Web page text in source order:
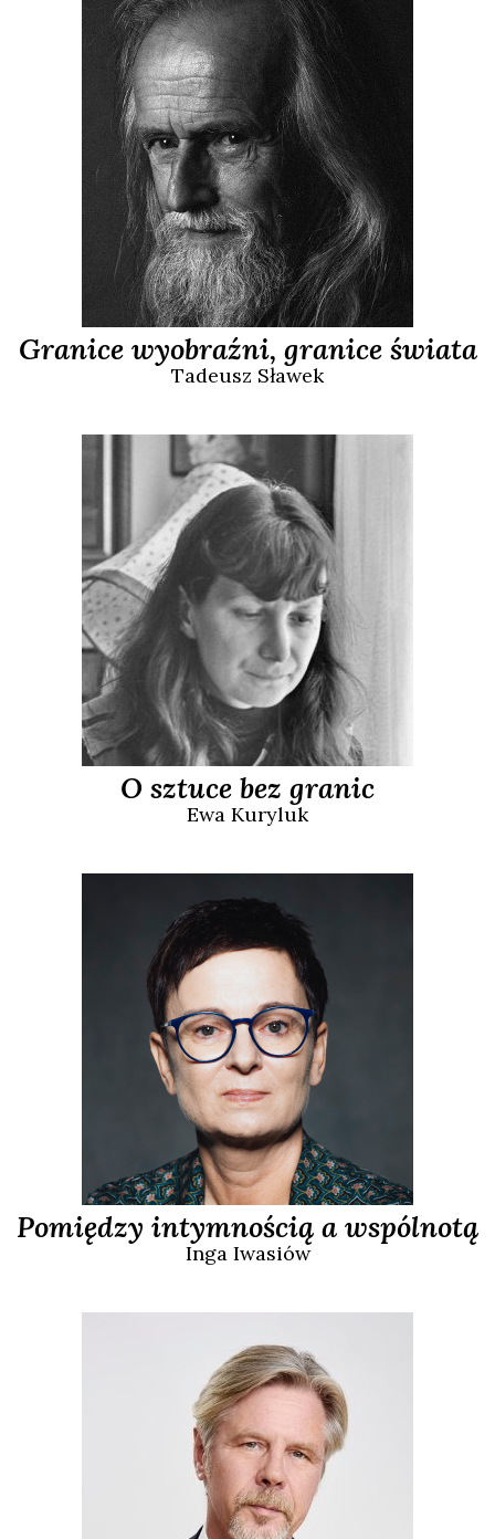
Granice wyobraźni, granice świata
Tadeusz Sławek
O sztuce bez granic
Ewa Kuryluk
Pomiędzy intymnością a wspólnotą
IngaIwasiów